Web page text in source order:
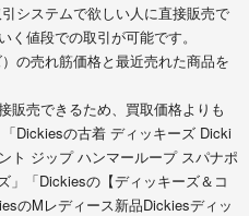
システムで欲しい人に直接販売で
値段での取引が可能です。
の売れ筋価格と最近売れた商品を
販売できるため、買取価格よりも
Dickiesの古着 ディッキーズ Dicki
ト ジップ ハンマーループ スパナポ
」「Dickiesの【ディッキーズ＆コ
のMレディース新品Dickiesディッ